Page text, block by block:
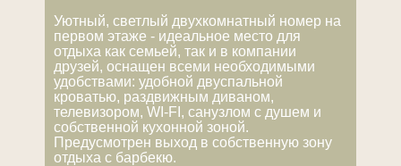
Уютный, светлый двухкомнатный номер на
первом этаже - идеальное место для
отдыха как семьей, так и в компании
друзей, оснащен всеми необходимыми
удобствами: удобной двуспальной
кроватью, раздвижным диваном,
телевизором, WI-FI, санузлом с душем и
собственной кухонной зоной.
Предусмотрен выход в собственную зону
отдыха с барбекю.